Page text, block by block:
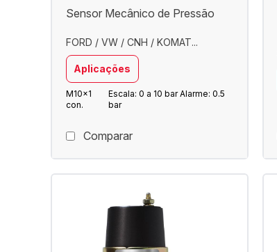
Sensor Mecânico de Pressão
FORD / VW / CNH / KOMAT...
Aplicações
M10x1
con.
Escala: 0 a 10 bar Alarme: 0.5
bar
Comparar